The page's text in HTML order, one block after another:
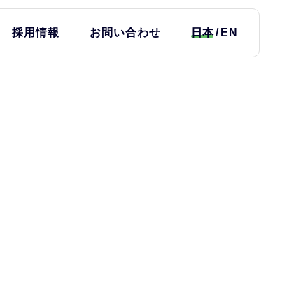
採用情報 お問い合わせ 日本 EN